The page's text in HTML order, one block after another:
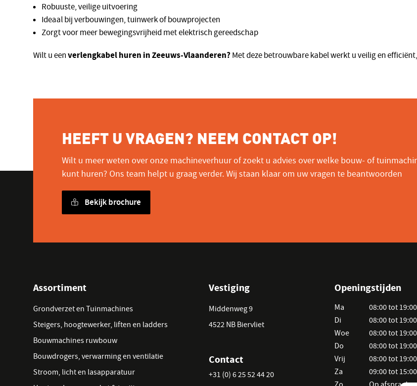
Robuuste, veilige uitvoering
Ideaal bij verbouwingen, tuinwerk of bouwprojecten
Zorgt voor meer bewegingsvrijheid met elektrisch gereedschap
Wilt u eenverlengkabel huren in Zeeuws-Vlaanderen? Met deze betrouwbare kabel werkt u veilig en
HEEFT U VRAGEN? NEEM CONTACT OP!
Wilt u meer weten over onze machineverhuur of zoekt u advies over welke bouw- of
kunt huren? Ons team helpt u graag verder. Wij staan klaar om uw vragen te beantwoorden
Bekijk brochure
Assortiment
Grondverzet en Tuinmachines
Steigers, hoogtewerker, liften en ladders
Bouwmachines ruwbouw
Bouwdrogers, verwarming en ventilatie
Stroom, licht en lasapparatuur
Vestiging
Middenweg 9
4522 NB Biervliet
Contact
+31 (0) 6 25 52 44 20
Openingstijden
Ma
Di
Woe
Do
Vrij
Za
08:00 tot 19:00
08:00 tot 19:00
08:00 tot 19:00
08:00 tot 19:00
08:00 tot 19:00
09:00 tot 15:00